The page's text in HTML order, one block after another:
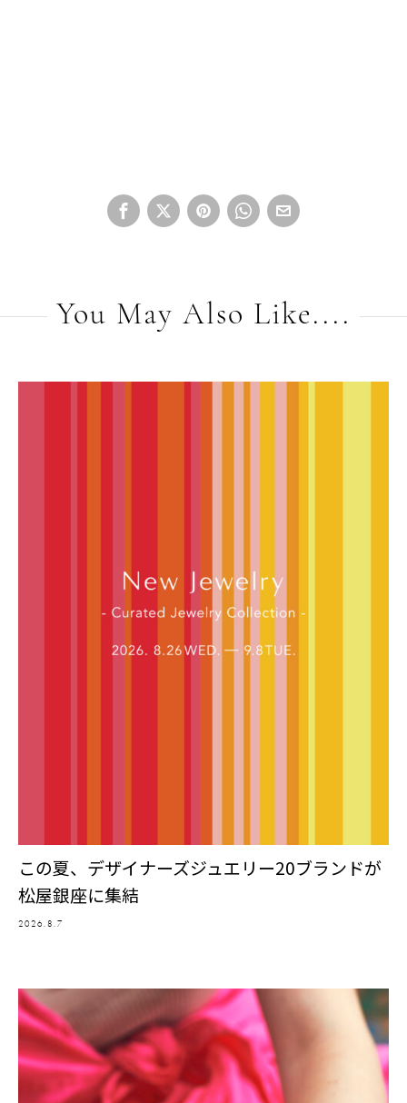
You May Also Like....
この夏、デザイナーズジュエリー20ブランドが
松屋銀座に集結
2026.8.7